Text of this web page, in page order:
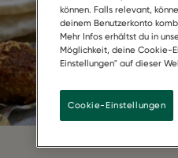
können. Falls relevant,
deinem Benutzerkonto
Mehr Infos erhältst du in
Möglichkeit, deine Cookie-
Einstellungen" auf dieser
Cookie-Einstellungen